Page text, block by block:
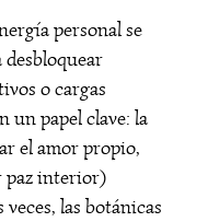
personal se
o cargas
un papel clave: la
el amor propio,
paz interior)
las botánicas